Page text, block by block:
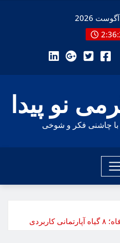
نو پیدا
چاشنی فکر و شوخی